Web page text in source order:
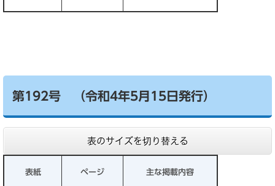
第192号 （令和4年5月15日発行）
表のサイズを切り替える
表紙 ページ 主な掲載内容